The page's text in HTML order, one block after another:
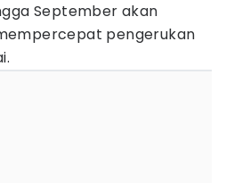
September akan
pengerukan